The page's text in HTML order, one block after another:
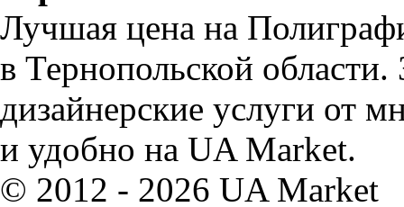
Лучшая цена на
в Тернопольской
дизайнерские услуги от
и удобно на UA Market.
© 2012 - 2026 UA Market